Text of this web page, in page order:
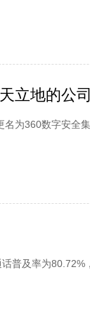
立地的公司
为360数字安全
普及率为80.72%